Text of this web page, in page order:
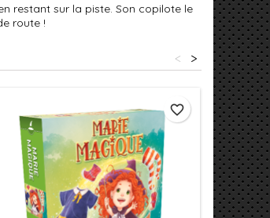
restant sur la piste. Son copilote le
route !
>
<
favorite_border